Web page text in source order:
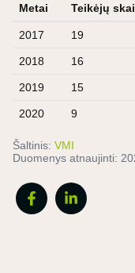
Metai Teikėjų
2017 19
2018 16
2019 15
2020 9
Šaltinis: VMI
Duomenys atnaujinti: